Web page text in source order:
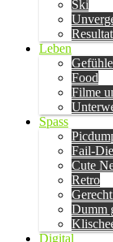
Ski
Leben
Gefühle
Food
Filme
Spass
Fail-
Cute
Retro
Dumm
Digital